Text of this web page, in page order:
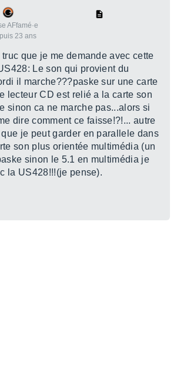
AFfamé·e
23 ans
que je me demande avec cette
Le son qui provient du
il marche???paske sur une carte
lecteur CD est relié a la carte son
sinon ca ne marche pas...alors si
dire comment ce faisse!?!... autre
je peut garder en parallele dans
son plus orientée multimédia (un
sinon le 5.1 en multimédia je
la US428!!!(je pense).